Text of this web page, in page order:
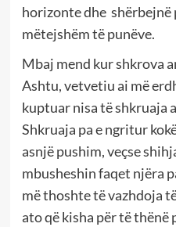
horizonte dhe shërbejnë
mëtejshëm të punëve.
Mbaj mend kur shkrova
Ashtu, vetvetiu ai më
kuptuar nisa të shkruaja
Shkruaja pa e ngritur
asnjë pushim, veçse
mbusheshin faqet njëra
më thoshte të vazhdoja
ato që kisha për të thënë